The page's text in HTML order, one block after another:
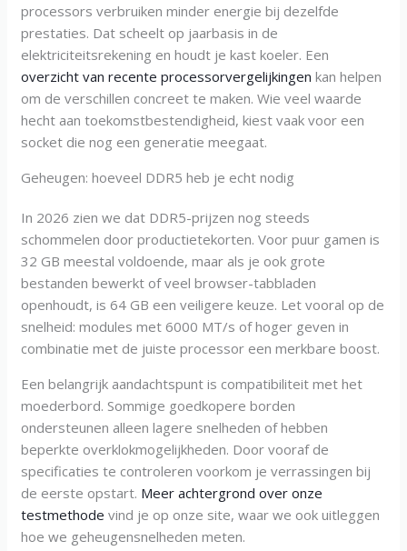
processors verbruiken minder energie bij dezelfde
prestaties. Dat scheelt op jaarbasis in de
elektriciteitsrekening en houdt je kast koeler. Een
overzicht van recente processorvergelijkingen kan helpen
om de verschillen concreet te maken. Wie veel waarde
hecht aan toekomstbestendigheid, kiest vaak voor een
socket die nog een generatie meegaat.
Geheugen: hoeveel DDR5 heb je echt nodig
In 2026 zien we dat DDR5-prijzen nog steeds
schommelen door productietekorten. Voor puur gamen is
32 GB meestal voldoende, maar als je ook grote
bestanden bewerkt of veel browser-tabbladen
openhoudt, is 64 GB een veiligere keuze. Let vooral op de
snelheid: modules met 6000 MT/s of hoger geven in
combinatie met de juiste processor een merkbare boost.
Een belangrijk aandachtspunt is compatibiliteit met het
moederbord. Sommige goedkopere borden
ondersteunen alleen lagere snelheden of hebben
beperkte overklokmogelijkheden. Door vooraf de
specificaties te controleren voorkom je verrassingen bij
de eerste opstart. Meer achtergrond over onze
testmethode vind je op onze site, waar we ook uitleggen
hoe we geheugensnelheden meten.